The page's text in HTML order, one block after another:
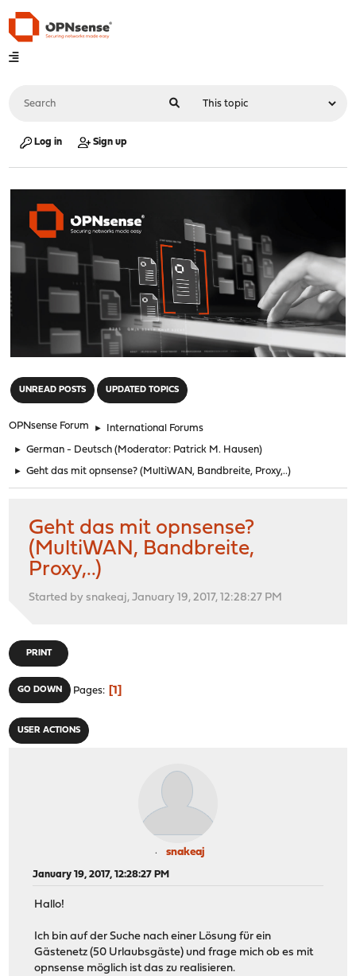
Log in Sign up
UNREAD POSTS UPDATED TOPICS
OPNsense Forum ► International Forums
► German - Deutsch (Moderator: Patrick M. Hausen)
► Geht das mit opnsense? (MultiWAN, Bandbreite, Proxy,..)
Geht das mit opnsense?
(MultiWAN, Bandbreite,
Proxy,..)
Started by snakeaj, January 19, 2017, 12:28:27 PM
PRINT
GO DOWN Pages 1
USER ACTIONS
snakeaj
January 19, 2017, 12:28:27 PM
Hallo!
Ich bin auf der Suche nach einer Lösung für ein
Gästenetz (50 Urlaubsgäste) und frage mich ob es mit
opnsense möglich ist das zu realisieren.